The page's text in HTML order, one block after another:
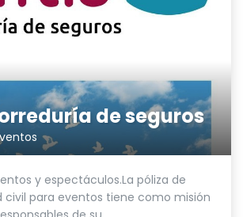
de seguros
y espectáculos.La póliza de
civil para eventos tiene como misión